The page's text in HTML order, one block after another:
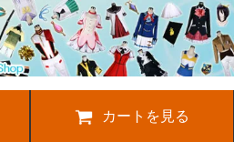
カートを見る